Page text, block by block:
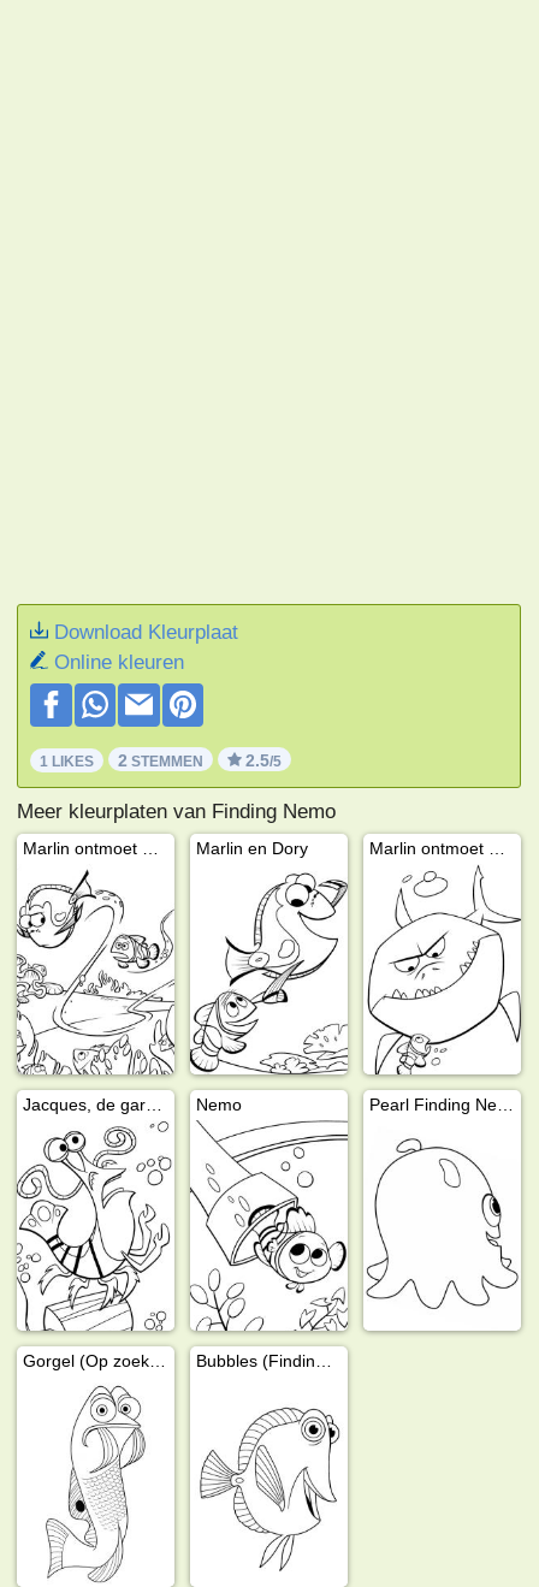
Download Kleurplaat
Online kleuren
1 LIKES 2 STEMMEN 2.5/5
Meer kleurplaten van Finding Nemo
Marlin en Dory
Nemo